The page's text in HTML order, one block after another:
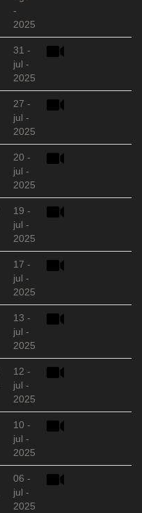
-
2025
31 -
jul -
2025
27 -
jul -
2025
20 -
jul -
2025
19 -
jul -
2025
17 -
jul -
2025
13 -
jul -
2025
12 -
jul -
2025
10 -
jul -
2025
06 -
jul -
2025